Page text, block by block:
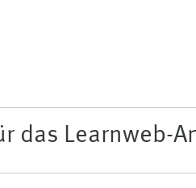
das Learnweb-